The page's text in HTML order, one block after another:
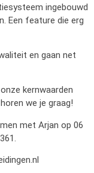
ingebouwd
Een feature die erg
en gaan net
kernwaarden
we je graag!
met Arjan op 06